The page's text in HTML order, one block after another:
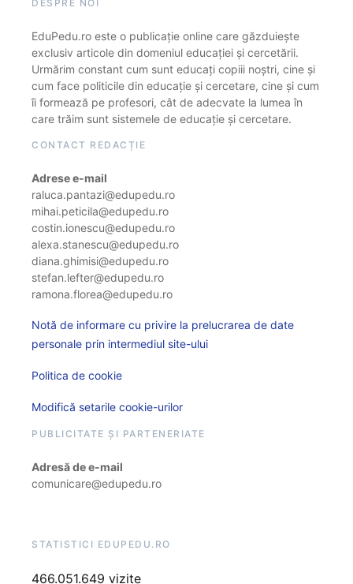
DESPRE NOI
EduPedu.ro este o publicație online care găzduiește
exclusiv articole din domeniul educației și cercetării.
Urmărim constant cum sunt educați copiii noștri, cine și
cum face politicile din educație și cercetare, cine și cum
îi formează pe profesori, cât de adecvate la lumea în
care trăim sunt sistemele de educație și cercetare.
CONTACT REDACȚIE
Adrese e-mail
raluca.pantazi@edupedu.ro
mihai.peticila@edupedu.ro
costin.ionescu@edupedu.ro
alexa.stanescu@edupedu.ro
diana.ghimisi@edupedu.ro
stefan.lefter@edupedu.ro
ramona.florea@edupedu.ro
Notă de informare cu privire la prelucrarea de date
personale prin intermediul site-ului
Politica de cookie
Modifică setarile cookie-urilor
PUBLICITATE ȘI PARTENERIATE
Adresă de e-mail
comunicare@edupedu.ro
STATISTICI EDUPEDU.RO
466.051.649 vizite